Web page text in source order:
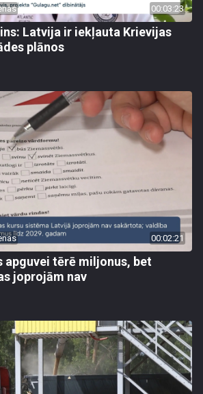
00:03:23
Latvija ir iekļauta Krievijas
plānos
00:02:21
apguvei tērē miljonus, bet
joprojām nav